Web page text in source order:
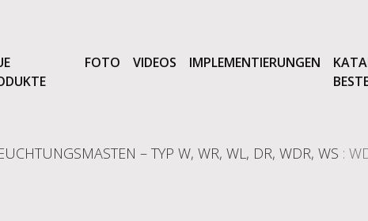
FOTO VIDEOS IMPLEMENTIERUNGEN
– TYP W, WR, WL, DR, WDR, WS :